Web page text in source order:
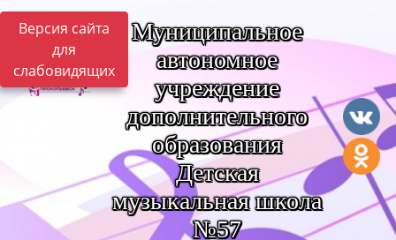
Версия сайта
для
слабовидящих
Муниципальное
автономное
учреждение
дополнительного
образования
Детская
музыкальная школа
№57